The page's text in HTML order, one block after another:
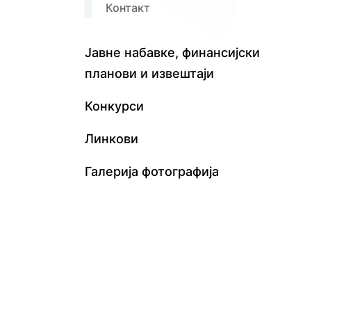
Контакт
Јавне набавке, финансијски
планови и извештаји
Конкурси
Линкови
Галерија фотографија